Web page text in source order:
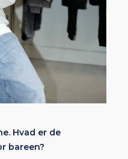
Hvad er de
bareen?